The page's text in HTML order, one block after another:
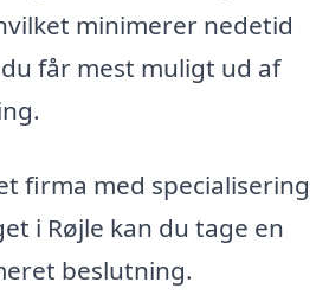
minimerer nedetid
får mest muligt ud af
firma med specialisering
i Røjle kan du tage en
beslutning.